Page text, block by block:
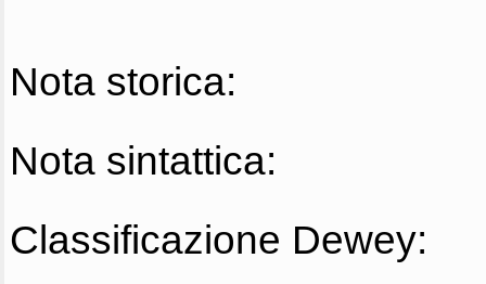
Nota storica:
Nota sintattica:
Classificazione Dewey: